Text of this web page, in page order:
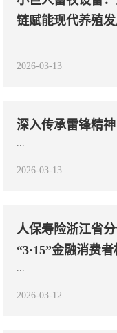
链赋能现代养殖
...
2026-03-13
深入传承雷锋精
...
2026-03-13
人保寿险浙江省
“3·15”金融消费
...
2026-03-12